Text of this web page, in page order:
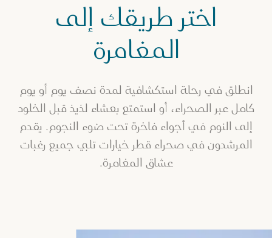
اختر طريقك إلى
المغامرة
انطلق في رحلة استكشافية لمدة نصف يوم أو يوم
كامل عبر الصحراء، أو استمتع بعشاء لذيذ قبل الخلود
إلى النوم في أجواء فاخرة تحت ضوء النجوم. يقدم
المرشدون في صحراء قطر خيارات تلبي جميع رغبات
عشاق المغامرة.